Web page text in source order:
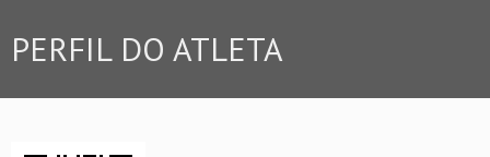
PERFIL DO ATLETA